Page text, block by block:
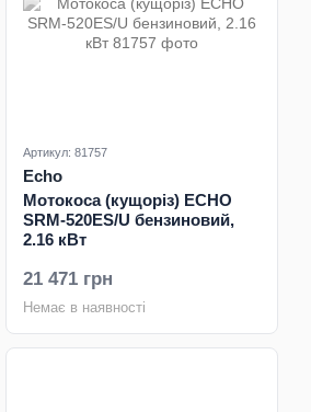
Артикул: 81757
Echo
Мотокоса (кущоріз) ECHO
SRM-520ES/U бензиновий,
2.16 кВт
21 471 грн
Немає в наявності